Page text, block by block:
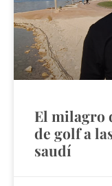
El milagro
de golf a
saudí